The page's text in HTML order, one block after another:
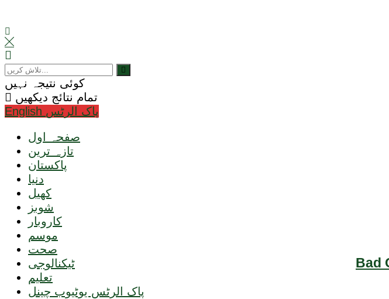
Bad
کوئی نتیجہ نہیں
تمام نتائج دیکھیں
English پاک الرٹس
صفحہ اول
تازہ ترین
پاکستان
دنیا
کھیل
شوبز
کاروبار
موسم
صحت
ٹیکنالوجی
تعلیم
پاک الرٹس یوٹیوب چینل